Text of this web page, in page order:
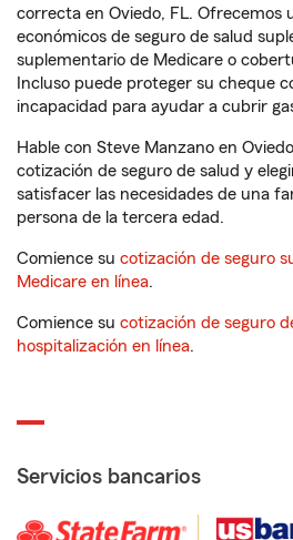
correcta en Oviedo, FL. Ofrecemos
económicos de seguro de salud
suplementario de Medicare o
Incluso puede proteger su cheque
incapacidad para ayudar a cubrir
Hable con Steve Manzano en
cotización de seguro de salud y
satisfacer las necesidades de una
persona de la tercera edad.
Comience su cotización de seguro
Medicare en línea.
Comience su cotización de seguro
hospitalización en línea.
Servicios bancarios